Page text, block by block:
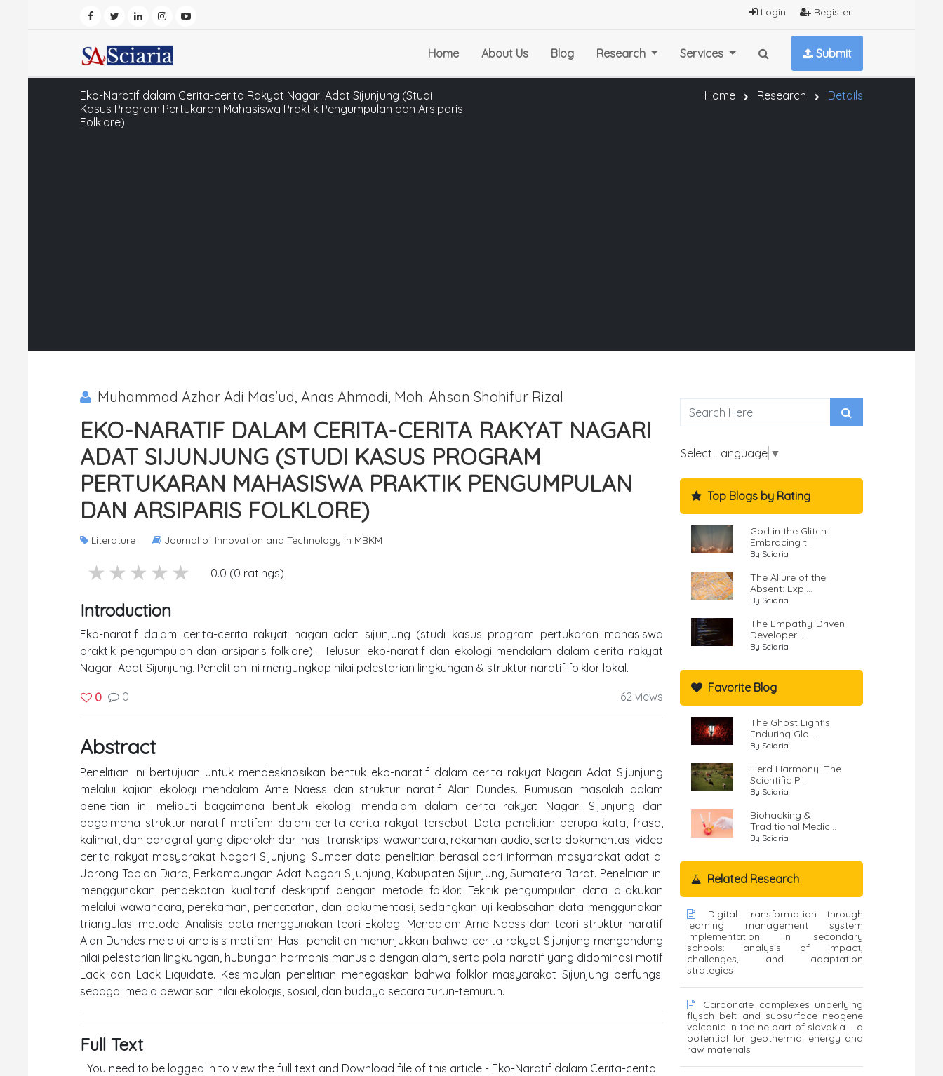
Login Register
Home About Us Blog Research Services Submit
Eko-Naratif dalam Cerita-cerita Rakyat Nagari Adat Sijunjung (Studi
Kasus Program Pertukaran Mahasiswa Praktik Pengumpulan dan Arsiparis
Folklore)
Home Research Details
Muhammad Azhar Adi Mas'ud, Anas Ahmadi, Moh. Ahsan Shohifur Rizal
EKO-NARATIF DALAM CERITA-CERITA RAKYAT NAGARI
ADAT SIJUNJUNG (STUDI KASUS PROGRAM
PERTUKARAN MAHASISWA PRAKTIK PENGUMPULAN
DAN ARSIPARIS FOLKLORE)
Literature Journal of Innovation and Technology in MBKM
1 stars
2 stars
3 stars
4 stars
5 stars 0.0 (0 ratings)
Introduction
Eko-naratif dalam cerita-cerita rakyat nagari adat sijunjung (studi kasus program pertukaran mahasiswa
praktik pengumpulan dan arsiparis folklore) . Telusuri eko-naratif dan ekologi mendalam dalam cerita rakyat
Nagari Adat Sijunjung. Penelitian ini mengungkap nilai pelestarian lingkungan & struktur naratif folklor lokal.
0 0 62 views
Abstract
Penelitian ini bertujuan untuk mendeskripsikan bentuk eko-naratif dalam cerita rakyat Nagari Adat Sijunjung
melalui kajian ekologi mendalam Arne Naess dan struktur naratif Alan Dundes. Rumusan masalah dalam
penelitian ini meliputi bagaimana bentuk ekologi mendalam dalam cerita rakyat Nagari Sijunjung dan
bagaimana struktur naratif motifem dalam cerita-cerita rakyat tersebut. Data penelitian berupa kata, frasa,
kalimat, dan paragraf yang diperoleh dari hasil transkripsi wawancara, rekaman audio, serta dokumentasi video
cerita rakyat masyarakat Nagari Sijunjung. Sumber data penelitian berasal dari informan masyarakat adat di
Jorong Tapian Diaro, Perkampungan Adat Nagari Sijunjung, Kabupaten Sijunjung, Sumatera Barat. Penelitian ini
menggunakan pendekatan kualitatif deskriptif dengan metode folklor. Teknik pengumpulan data dilakukan
melalui wawancara, perekaman, pencatatan, dan dokumentasi, sedangkan uji keabsahan data menggunakan
triangulasi metode. Analisis data menggunakan teori Ekologi Mendalam Arne Naess dan teori struktur naratif
Alan Dundes melalui analisis motifem. Hasil penelitian menunjukkan bahwa cerita rakyat Sijunjung mengandung
nilai pelestarian lingkungan, hubungan harmonis manusia dengan alam, serta pola naratif yang didominasi motif
Lack dan Lack Liquidate. Kesimpulan penelitian menegaskan bahwa folklor masyarakat Sijunjung berfungsi
sebagai media pewarisan nilai ekologis, sosial, dan budaya secara turun-temurun.
Full Text
You need to be logged in to view the full text and Download file of this article - Eko-Naratif dalam Cerita-cerita
Select Language ▼
Top Blogs by Rating
God in the Glitch:
Embracing t...
By Sciaria
The Allure of the
Absent: Expl...
By Sciaria
The Empathy-Driven
Developer:...
By Sciaria
Favorite Blog
The Ghost Light's
Enduring Glo...
By Sciaria
Herd Harmony: The
Scientific P...
By Sciaria
Biohacking &
Traditional Medic...
By Sciaria
Related Research
Digital transformation through
learning management system
implementation in secondary
schools: analysis of impact,
challenges, and adaptation
strategies
Carbonate complexes underlying
flysch belt and subsurface neogene
volcanic in the ne part of slovakia – a
potential for geothermal energy and
raw materials